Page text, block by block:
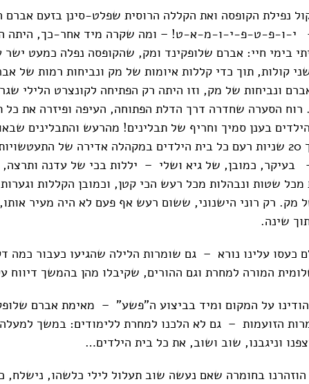
נפילת הקופסה ואת הקללה הרוסית שפלט-סינן בזעם אברם
י-ו-פ-ט-פ-י-ו-מ-א-ט! – ומה שקרה מיד אחר-כך, היתה
בימי חיי: אברם שלופקינד ומק, שהקופסה נפלה כמעט ישר
קולות, תוך כדי קללות איומות של מק ונביחות רמות של
ונביחות של מק, וזו היתה רק הפתיחה לקונצרט הלילי
רוח הסערה שחדרה דרך הדלת הפתוחה, העיפה ופיזרה את כל
בענן סמיך וחריף של תבלינים! מהרעש והתבלינים
הילדים ותוך 20 שניות רעם כל בית הילדים במקהלה אדירה של
בעיקר, כמובן, של גיא ושלי – יללות בכי של עדנה ותרצה,
מכל שטות ונבהלות מכל רעש הכי קטן, וכמובן הקללות
מק. רק רוני הישנוני, ששום רעש אף פעם לא היה מעיר
שינה.
כעסו עלינו נורא – גם שומרות הלילה שהגיעו כעבור כמה
המורה למחרת וגם ההורים, שקיבלו מהן בהמשך דיווח
על המקום ומיד בביצוע ה"פשע" – מאימת אברם
הזועמות – גם לא הלכנו למחרת ללימודים: במשך
וניגבנו, שוב ושוב, את כל בית הילדים…
הוזהרנו בחומרה שאם נעשה שוב תעלול לילי כלשהו, נישלח,